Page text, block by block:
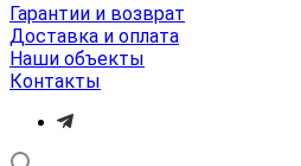
Гарантии и возврат
Доставка и оплата
Наши объекты
Контакты